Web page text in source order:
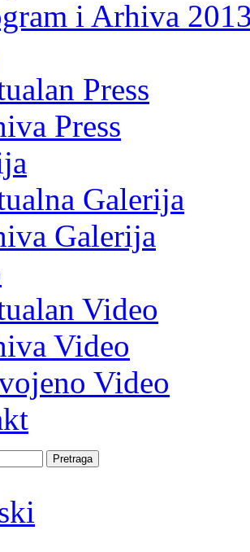
i Arhiva
Press
Press
Galerija
Galerija
Video
Video
Video
Pretraga